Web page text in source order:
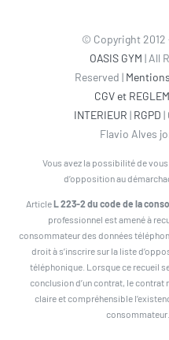
© Copyright 2012
OASIS GYM | All
Reserved |
CGV et
INTERIEUR | RGPD |
Flavio Alves
Vous avez la possibilité de
d’opposition au
ArticleL 223-2 du code de la
professionnel est amené à
consommateur des données
droit à s’inscrire sur la liste
téléphonique. Lorsque ce recueil
conclusion d’un contrat, le contrat
claire et compréhensible